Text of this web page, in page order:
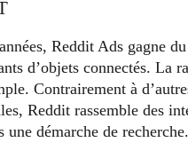
Reddit Ads gagne
d’objets connectés. La
Contrairement à
Reddit rassemble des
une démarche de recherche.